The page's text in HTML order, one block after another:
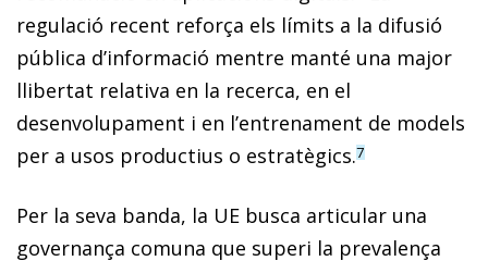
regulació recent reforça els límits a la difusió
pública d’informació mentre manté una major
llibertat relativa en la recerca, en el
desenvolupament i en l’entrenament de models
per a usos productius o estratègics.7
Per la seva banda, la UE busca articular una
governança comuna que superi la prevalença